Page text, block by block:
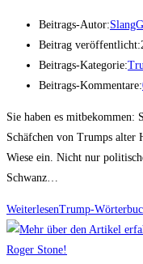
Beitrags-Autor:
Beitrag veröffentlicht:
Beitrags-Kategorie:
Beitrags-Kommentare:
Sie haben es mitbekommen:
Schäfchen von Trumps alter
Wiese ein. Nicht nur
Schwanz…
WeiterlesenTrump-